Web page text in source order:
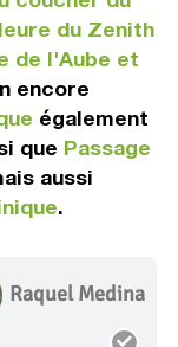
du Zenith
de l'Aube et
encore
également
que Passage
aussi
.
Raquel Medina